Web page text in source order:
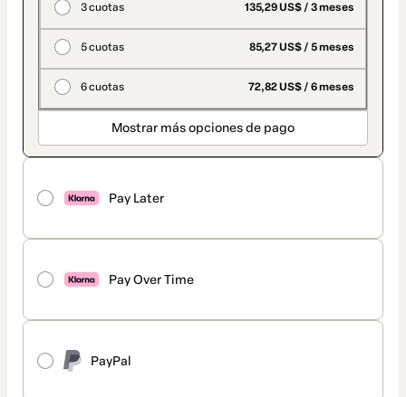
3 cuotas 135,29 US$ / 3 meses
5 cuotas 85,27 US$ / 5 meses
6 cuotas 72,82 US$ / 6 meses
Mostrar más opciones de pago
Pay Later
Pay Over Time
PayPal